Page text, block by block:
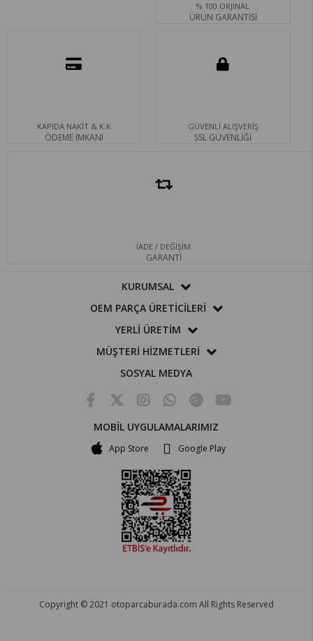
% 100 ORJİNAL
ÜRÜN GARANTİSİ
KAPIDA NAKİT & K.K
ÖDEME İMKANI
GÜVENLİ ALIŞVERİŞ
SSL GÜVENLİĞİ
İADE / DEĞİŞİM
GARANTİ
KURUMSAL
OEM PARÇA ÜRETİCİLERİ
YERLİ ÜRETİM
MÜŞTERİ HİZMETLERİ
SOSYAL MEDYA
MOBİL UYGULAMALARIMIZ
App Store Google Play
Copyright © 2021 otoparcaburada.com All Rights Reserved